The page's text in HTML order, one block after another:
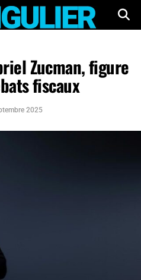
Zucman, figure
fiscaux
2025